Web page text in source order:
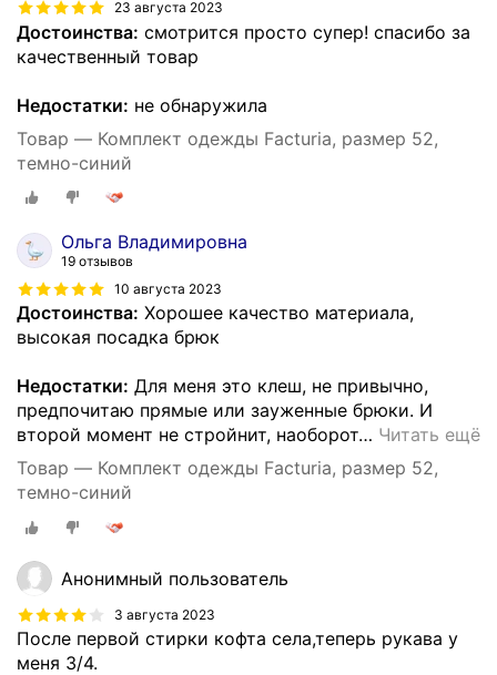
23 августа 2023
Достоинства: смотрится просто супер! спасибо за
качественный товар
Недостатки: не обнаружила
Товар — Комплект одежды Facturia, размер 52,
темно-синий
Ольга Владимировна
19 отзывов
10 августа 2023
Достоинства: Хорошее качество материала,
высокая посадка брюк
Недостатки: Для меня это клеш, не привычно,
предпочитаю прямые или зауженные брюки. И
второй момент не стройнит, наоборот… Читать ещё
Товар — Комплект одежды Facturia, размер 52,
темно-синий
Анонимный пользователь
3 августа 2023
После первой стирки кофта села,теперь рукава у
меня 3/4.